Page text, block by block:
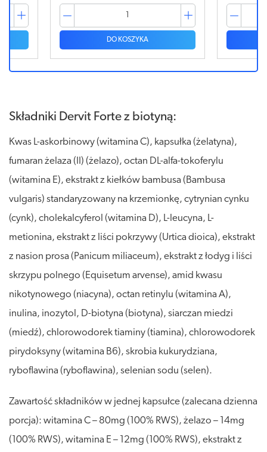
DO KOSZYKA
Składniki Dervit Forte z biotyną:
Kwas L-askorbinowy (witamina C), kapsułka (żelatyna),
fumaran żelaza (II) (żelazo), octan DL-alfa-tokoferylu
(witamina E), ekstrakt z kiełków bambusa (Bambusa
vulgaris) standaryzowany na krzemionkę, cytrynian cynku
(cynk), cholekalcyferol (witamina D), L-leucyna, L-
metionina, ekstrakt z liści pokrzywy (Urtica dioica), ekstrakt
z nasion prosa (Panicum miliaceum), ekstrakt z łodyg i liści
skrzypu polnego (Equisetum arvense), amid kwasu
nikotynowego (niacyna), octan retinylu (witamina A),
inulina, inozytol, D-biotyna (biotyna), siarczan miedzi
(miedź), chlorowodorek tiaminy (tiamina), chlorowodorek
pirydoksyny (witamina B6), skrobia kukurydziana,
ryboflawina (ryboflawina), selenian sodu (selen).
Zawartość składników w jednej kapsułce (zalecana dzienna
porcja): witamina C – 80mg (100% RWS), żelazo – 14mg
(100% RWS), witamina E – 12mg (100% RWS), ekstrakt z